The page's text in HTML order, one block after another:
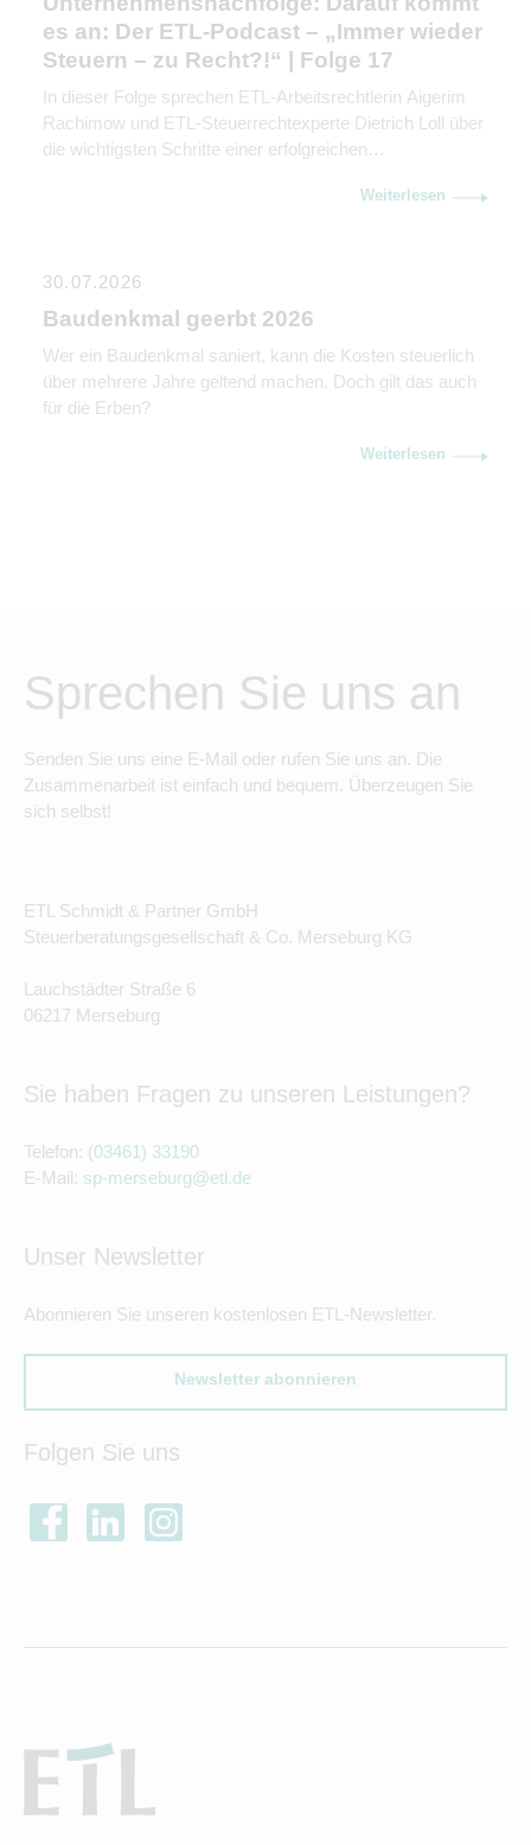
es an: Der ETL-Podcast – „Immer wieder
Steuern – zu Recht?!“ | Folge 17
In dieser Folge sprechen ETL-Arbeitsrechtlerin Aigerim
Rachimow und ETL-Steuerrechtexperte Dietrich Loll über
die wichtigsten Schritte einer erfolgreichen
Kommunikation genauso wichtig ist wie rechtliche und
Weiterlesen
30.07.2026
Baudenkmal geerbt 2026
Wer ein Baudenkmal saniert, kann die Kosten steuerlich
über mehrere Jahre geltend machen. Doch gilt das auch
für die Erben?
Weiterlesen
Sprechen Sie uns an
Senden Sie uns eine E-Mail oder rufen Sie uns an. Die
Zusammenarbeit ist einfach und bequem. Überzeugen Sie
sich selbst!
ETL Schmidt & Partner GmbH
Steuerberatungsgesellschaft & Co. Merseburg KG
Lauchstädter Straße 6
06217 Merseburg
Sie haben Fragen zu unseren Leistungen?
Telefon: (03461) 33190
E-Mail: sp-merseburg@etl.de
Unser Newsletter
Abonnieren Sie unseren kostenlosen ETL-Newsletter.
Newsletter abonnieren
Folgen Sie uns